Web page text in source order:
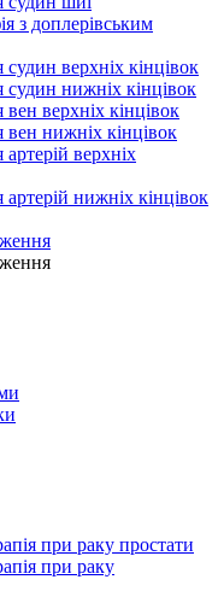
з доплерівським
верхніх кінцівок
судин нижніх кінцівок
верхніх кінцівок
вен нижніх кінцівок
верхніх
артерій нижніх кінцівок
при раку простати
при раку